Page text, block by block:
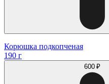
Корюшка подкопченая
190 г
600 ₽